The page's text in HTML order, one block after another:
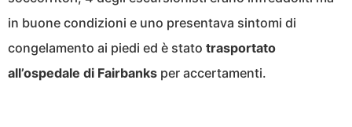
in buone condizioni e uno presentava sintomi di
congelamento ai piedi ed è stato trasportato
all’ospedale di Fairbanks per accertamenti.